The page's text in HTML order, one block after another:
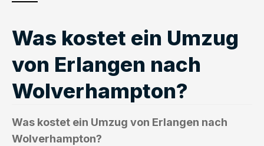
Was kostet ein Umzug
von Erlangen nach
Wolverhampton?
Was kostet ein Umzug von Erlangen nach
Wolverhampton?